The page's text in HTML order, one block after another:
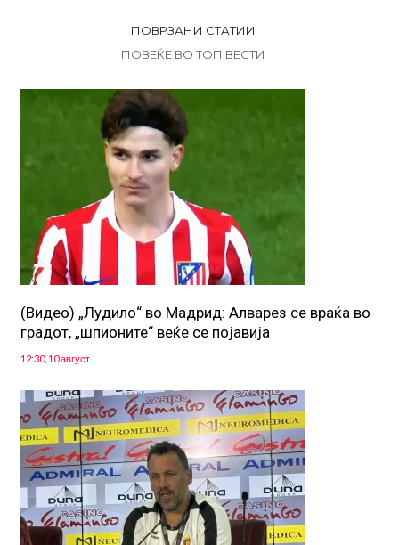
ПОВРЗАНИ СТАТИИ
ПОВЕЌЕ ВО ТОП ВЕСТИ
(Видео) „Лудило“ во Мадрид: Алварез се враќа во
градот, „шпионите“ веќе се појавија
12:30, 10 август